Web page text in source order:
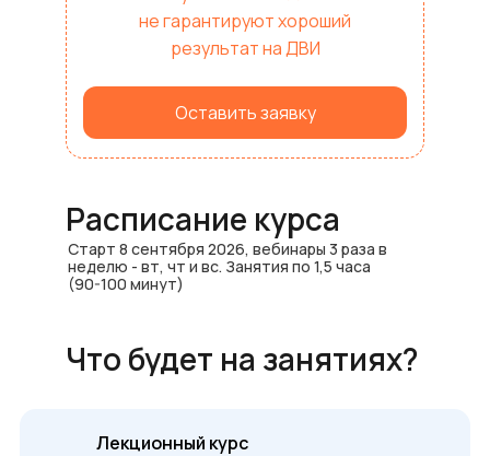
Оставить заявку
не гарантируют хороший
результат на ДВИ
Расписание курса
Старт 8 сентября 2026, вебинары 3 раза в
неделю - вт, чт и вс. Занятия по 1,5 часа
(90-100 минут)
Что будет на занятиях?
Лекционный курс